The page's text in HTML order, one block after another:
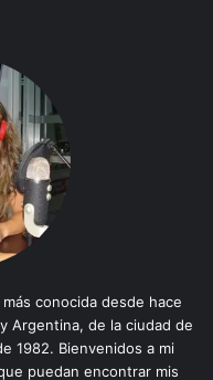
conocida desde hace
Argentina, de la ciudad de
1982. Bienvenidos a mi
puedan encontrar mis